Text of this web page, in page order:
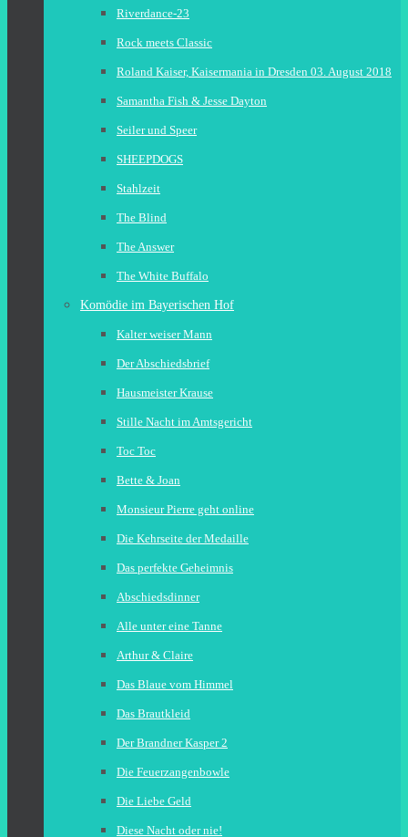
Riverdance-23
Rock meets Classic
Roland Kaiser, Kaisermania in Dresden 03. August 2018
Samantha Fish & Jesse Dayton
Seiler und Speer
SHEEPDOGS
Stahlzeit
The Blind
The Answer
The White Buffalo
Komödie im Bayerischen Hof
Kalter weiser Mann
Der Abschiedsbrief
Hausmeister Krause
Stille Nacht im Amtsgericht
Toc Toc
Bette & Joan
Monsieur Pierre geht online
Die Kehrseite der Medaille
Das perfekte Geheimnis
Abschiedsdinner
Alle unter eine Tanne
Arthur & Claire
Das Blaue vom Himmel
Das Brautkleid
Der Brandner Kasper 2
Die Feuerzangenbowle
Die Liebe Geld
Diese Nacht oder nie!